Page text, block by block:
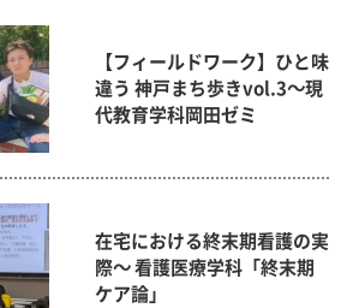
【フィールドワーク】ひと味
違う 神戸まち歩きvol.3～現
代教育学科岡田ゼミ
在宅における終末期看護の実
際～ 看護医療学科「終末期
ケア論」